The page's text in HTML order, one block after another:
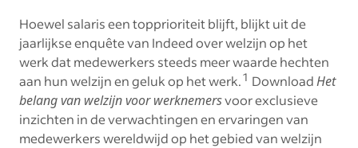
Hoewel salaris een topprioriteit blijft, blijkt uit de
jaarlijkse enquête van Indeed over welzijn op het
werk dat medewerkers steeds meer waarde hechten
aan hun welzijn en geluk op het werk.1 DownloadHet
belang van welzijn voor werknemersvoor exclusieve
inzichten in de verwachtingen en ervaringen van
medewerkers wereldwijd op het gebied van welzijn